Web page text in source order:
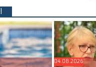
04.08.2026